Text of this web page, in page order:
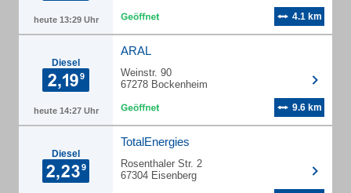
heute 13:29 Uhr 4.1 km
Diesel
heute 14:27 Uhr
ARAL
Weinstr. 90
67278 Bockenheim
9.6 km
Diesel
TotalEnergies
Rosenthaler Str. 2
67304 Eisenberg